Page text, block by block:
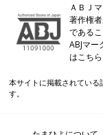
ＡＢＪ
著作権
である
ABJマー
はこ
本サイトに掲載されている
す。